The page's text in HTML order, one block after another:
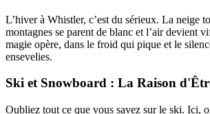
L’hiver à Whistler, c’est du sérieux. La neige
montagnes se parent de blanc et l’air devient
magie opère, dans le froid qui pique et le
ensevelies.
Ski et Snowboard : La Raison
Oubliez tout ce que vous savez sur le ski. Ici,